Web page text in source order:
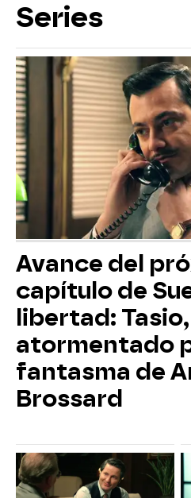
Series
Avance del
capítulo de
libertad: Tasio,
atormentado
fantasma de
Brossard